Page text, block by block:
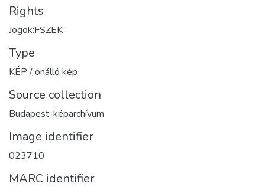
Rights
Jogok:FSZEK
Type
KÉP / önálló kép
Source collection
Budapest-képarchívum
Image identifier
023710
MARC identifier